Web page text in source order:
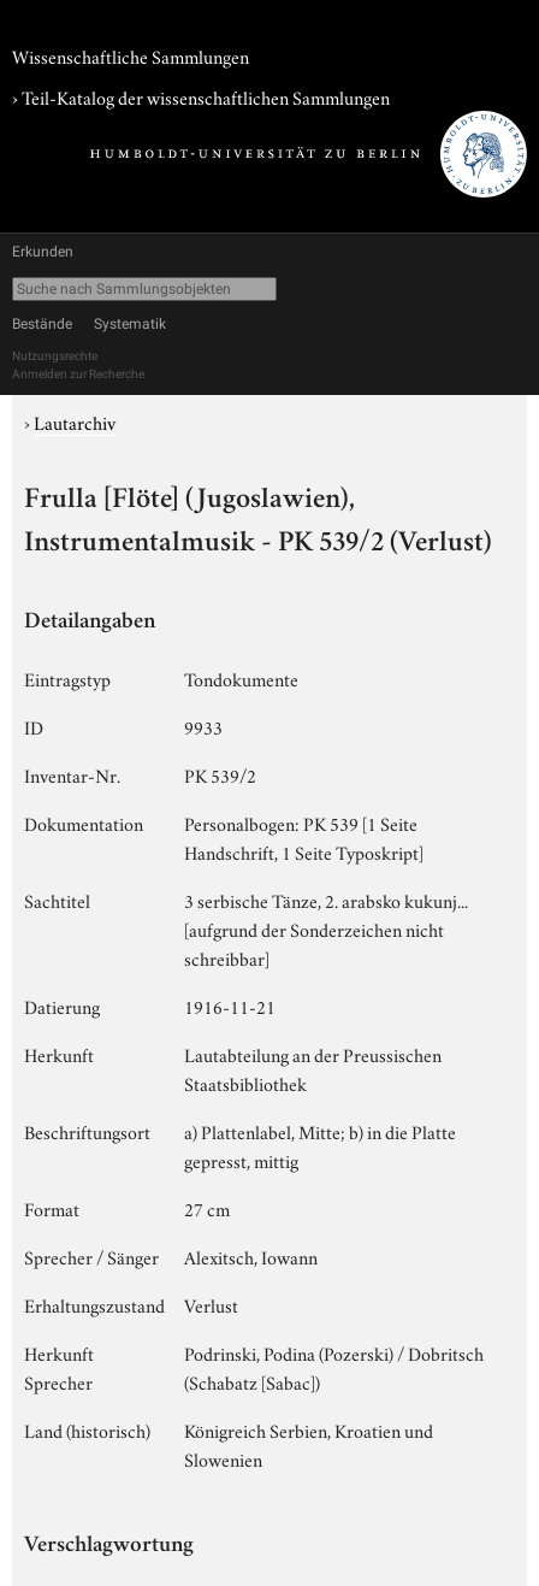
Wissenschaftliche Sammlungen
› Teil-Katalog der wissenschaftlichen Sammlungen
Erkunden
Bestände Systematik
Nutzungsrechte
Anmelden zur Recherche
›Lautarchiv
Frulla [Flöte] (Jugoslawien),
Instrumentalmusik - PK 539/2 (Verlust)
Detailangaben
Eintragstyp
Tondokumente
ID
9933
Inventar-Nr.
PK 539/2
Dokumentation
Personalbogen: PK 539 [1 Seite
Handschrift, 1 Seite Typoskript]
Sachtitel
3 serbische Tänze, 2. arabsko kukunj...
[aufgrund der Sonderzeichen nicht
schreibbar]
Datierung
1916-11-21
Herkunft
Lautabteilung an der Preussischen
Staatsbibliothek
Beschriftungsort
a) Plattenlabel, Mitte; b) in die Platte
gepresst, mittig
Format
27 cm
Sprecher / Sänger
Alexitsch, Iowann
Erhaltungszustand
Verlust
Herkunft
Sprecher
Podrinski, Podina (Pozerski) / Dobritsch
(Schabatz [Sabac])
Land (historisch)
Königreich Serbien, Kroatien und
Slowenien
Verschlagwortung